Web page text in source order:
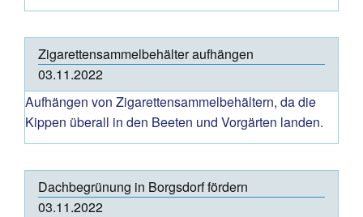
Zigarettensammelbehälter aufhängen
03.11.2022
Aufhängen von Zigarettensammelbehältern, da die
Kippen überall in den Beeten und Vorgärten landen.
Dachbegrünung in Borgsdorf fördern
03.11.2022